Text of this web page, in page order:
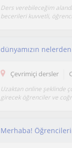
Ders verebileceğim
becerileri kuvvetli,
Çevrimiçi dersler
Uzaktan online şeklinde
girecek öğrenciler ve